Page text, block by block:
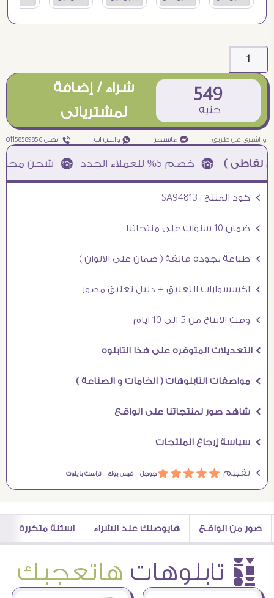
549
جنيه
شراء / إضافة
لمشترياتى
او اشترى عن طريق ¥ ماسنجر ₧ واتس اب ƒ اتصل 01158589856
)à خصم 5% للعملاء الجدد à شحن مجانى عند الشراء ب 4000 جنيه à
Ö كود المنتج : SA94813
Ö ضمان 10 سنوات على منتجاتنا
Ö طباعة بجودة فائقة ( ضمان على الالوان )
Ö اكسسوارات التعليق + دليل تعليق مصور
Ö وقت الانتاج من 5 الى 10 ايام
Ö التعديلات المتوفره على هذا التابلوه
Ö مواصفات التابلوهات ( الخامات و الصناعة )
Ö شاهد صور لمنتجاتنا على الواقع
Ö سياسة إرجاع المنتجات
Ö تقييم áááááجوجل –فيس بوك –تراست بايلوت
صور من الواقع هايوصلك عند الشراء اسئلة متكررة
è تابلوهات هاتعجبك